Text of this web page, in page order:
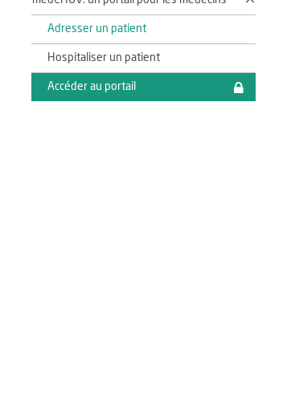
Adresser un patient
Hospitaliser un patient
Accéder au portail